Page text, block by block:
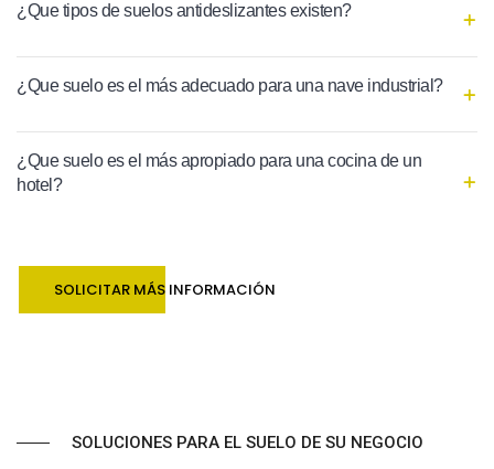
¿Que tipos de suelos antideslizantes existen?
¿Que suelo es el más adecuado para una nave industrial?
¿Que suelo es el más apropiado para una cocina de un
hotel?
SOLICITAR MÁS INFORMACIÓN
SOLUCIONES PARA EL SUELO DE SU NEGOCIO